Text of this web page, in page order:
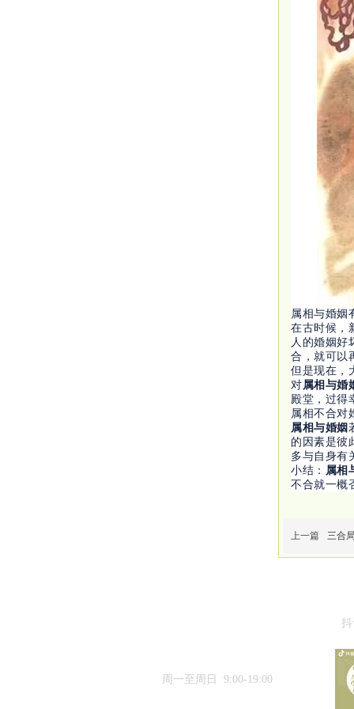
属相与婚姻
在古时候，
人的婚姻好
合，就可以
但是现在，
对属相与婚
殿堂，过得
属相不合对
属相与婚姻
的因素是彼
多与自身有
小结： 属相
不合就一概
上一篇 三合
周一至周日 9:00-19:00